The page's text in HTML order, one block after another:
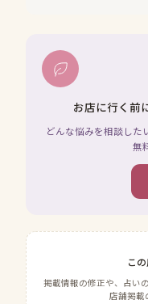
お店に行く前
どんな悩みを相談した
無
こ
掲載情報の修正や、占い
店舗掲載